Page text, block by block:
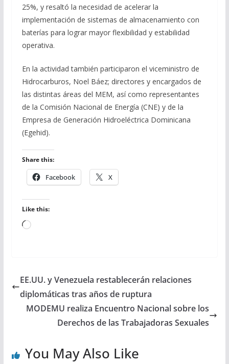
25%, y resaltó la necesidad de acelerar la
implementación de sistemas de almacenamiento con
baterías para lograr mayor flexibilidad y estabilidad
operativa.
En la actividad también participaron el viceministro de
Hidrocarburos, Noel Báez; directores y encargados de
las distintas áreas del MEM, así como representantes
de la Comisión Nacional de Energía (CNE) y de la
Empresa de Generación Hidroeléctrica Dominicana
(Egehid).
Share this:
Facebook X
Like this:
Loading…
EE.UU. y Venezuela restablecerán relaciones
diplomáticas tras años de ruptura
MODEMU realiza Encuentro Nacional sobre los
Derechos de las Trabajadoras Sexuales
You May Also Like